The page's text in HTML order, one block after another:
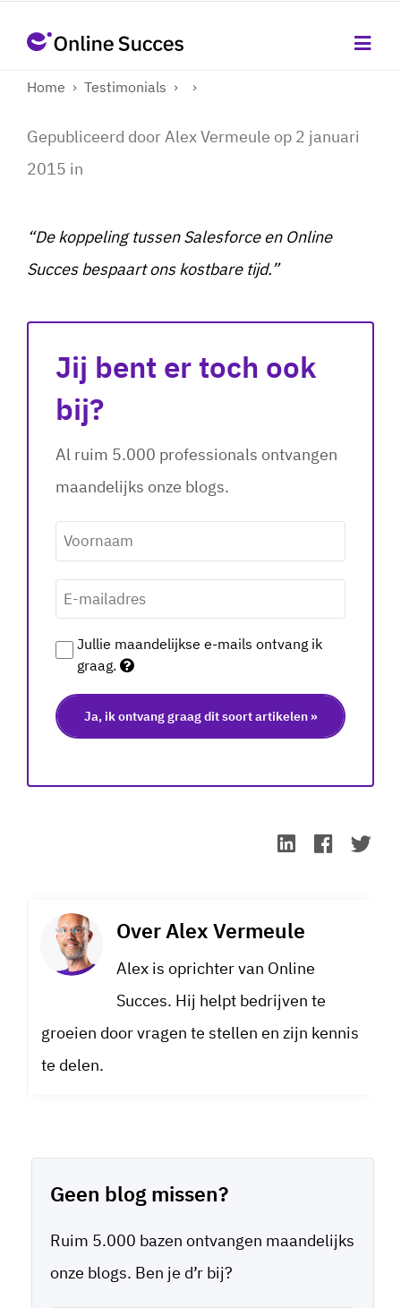
Home › Testimonials › ›
Gepubliceerd doorAlex Vermeule op 2 januari
2015 in
“De koppeling tussen Salesforce en Online
Succes bespaart ons kostbare tijd.”
Jij bent er toch ook
bij?
Al ruim 5.000 professionals ontvangen
maandelijks onze blogs.
Voornaam *
E-
mailadres *
Jullie maandelijkse e-mails ontvang ik
graag.
OverAlex Vermeule
Alex is oprichter van Online
Succes. Hij helpt bedrijven te
groeien door vragen te stellen en zijn kennis
te delen.
Geen blog missen?
Ruim 5.000 bazen ontvangen maandelijks
onze blogs. Ben je d’r bij?